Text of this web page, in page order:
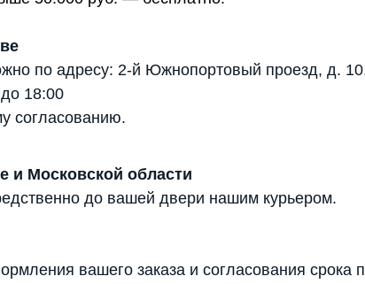
по адресу: 2-й Южнопортовый проезд, д.
18:00
согласованию.
и Московской области
до вашей двери нашим курьером.
вашего заказа и согласования